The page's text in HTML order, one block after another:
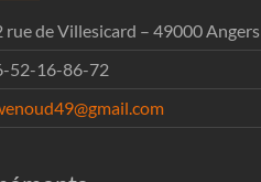
rue de Villesicard – 49000 Angers
52-16-86-72